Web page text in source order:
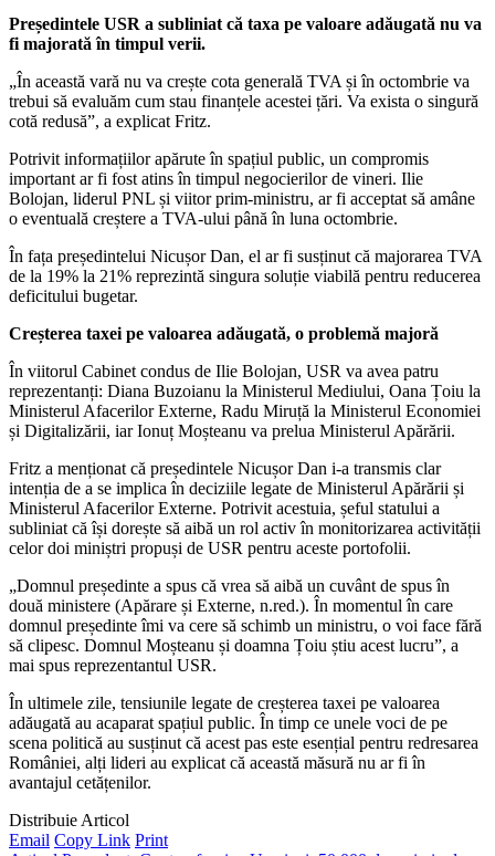
Președintele USR a subliniat că taxa pe valoare adăugată nu va
fi majorată în timpul verii.
„În această vară nu va crește cota generală TVA și în octombrie va
trebui să evaluăm cum stau finanțele acestei țări. Va exista o singură
cotă redusă”, a explicat Fritz.
Potrivit informațiilor apărute în spațiul public, un compromis
important ar fi fost atins în timpul negocierilor de vineri. Ilie
Bolojan, liderul PNL și viitor prim-ministru, ar fi acceptat să amâne
o eventuală creștere a TVA-ului până în luna octombrie.
În fața președintelui Nicușor Dan, el ar fi susținut că majorarea TVA
de la 19% la 21% reprezintă singura soluție viabilă pentru reducerea
deficitului bugetar.
Creșterea taxei pe valoarea adăugată, o problemă majoră
În viitorul Cabinet condus de Ilie Bolojan, USR va avea patru
reprezentanți: Diana Buzoianu la Ministerul Mediului, Oana Țoiu la
Ministerul Afacerilor Externe, Radu Miruță la Ministerul Economiei
și Digitalizării, iar Ionuț Moșteanu va prelua Ministerul Apărării.
Fritz a menționat că președintele Nicușor Dan i-a transmis clar
intenția de a se implica în deciziile legate de Ministerul Apărării și
Ministerul Afacerilor Externe. Potrivit acestuia, șeful statului a
subliniat că își dorește să aibă un rol activ în monitorizarea activității
celor doi miniștri propuși de USR pentru aceste portofolii.
„Domnul președinte a spus că vrea să aibă un cuvânt de spus în
două ministere (Apărare și Externe, n.red.). În momentul în care
domnul președinte îmi va cere să schimb un ministru, o voi face fără
să clipesc. Domnul Moșteanu și doamna Țoiu știu acest lucru”, a
mai spus reprezentantul USR.
În ultimele zile, tensiunile legate de creșterea taxei pe valoarea
adăugată au acaparat spațiul public. În timp ce unele voci de pe
scena politică au susținut că acest pas este esențial pentru redresarea
României, alți lideri au explicat că această măsură nu ar fi în
avantajul cetățenilor.
Distribuie Articol
Email Copy Link Print